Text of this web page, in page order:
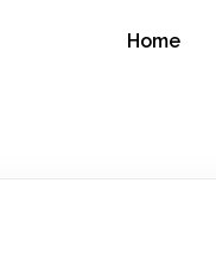
Home